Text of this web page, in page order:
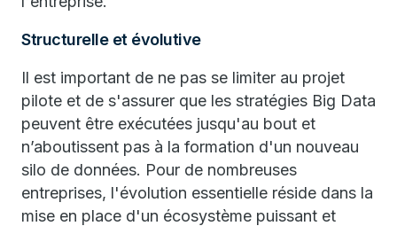
Structurelle et évolutive
Il est important de ne pas se limiter au projet
pilote et de s'assurer que les stratégies Big Data
peuvent être exécutées jusqu'au bout et
n’aboutissent pas à la formation d'un nouveau
silo de données. Pour de nombreuses
entreprises, l'évolution essentielle réside dans la
mise en place d'un écosystème puissant et